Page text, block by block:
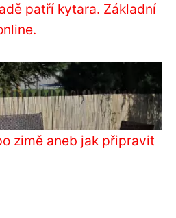
patří kytara. Základní
zimě aneb jak připravit